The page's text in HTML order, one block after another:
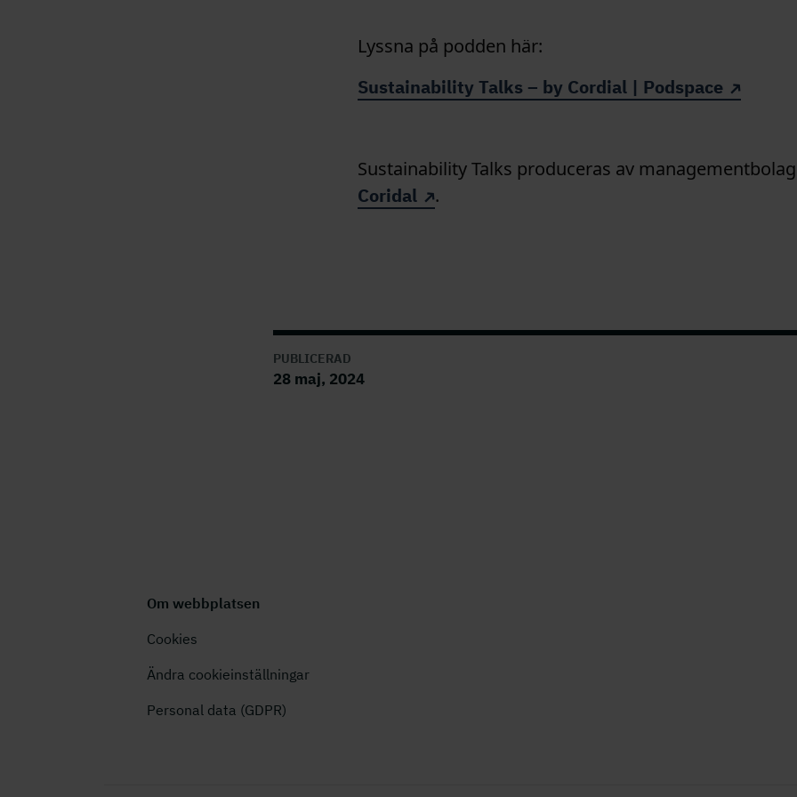
Lyssna på podden här:
Sustainability Talks – by Cordial | Podspace
Sustainability Talks produceras av
Coridal
.
PUBLICERAD
28 maj, 2024
Om webbplatsen
Cookies
Ändra cookieinställningar
Personal data (GDPR)